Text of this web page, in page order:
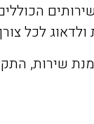
ולדאוג לכל
התקשרו